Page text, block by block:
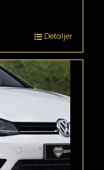
Detaljer